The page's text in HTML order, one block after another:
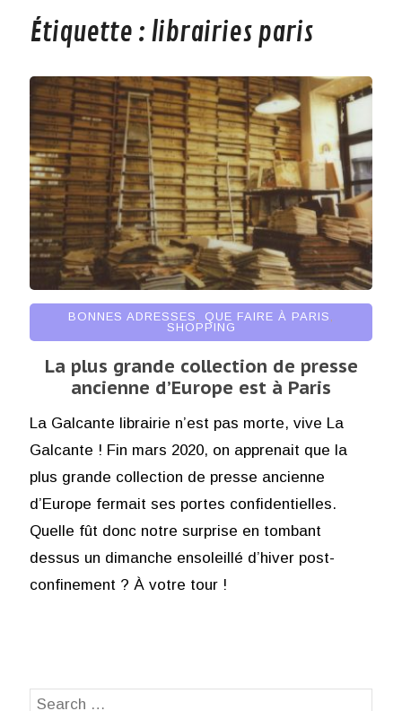
Étiquette : librairies paris
BONNES ADRESSES QUE FAIRE À PARIS
SHOPPING
La plus grande collection de presse
ancienne d’Europe est à Paris
La Galcante librairie n’est pas morte, vive La
Galcante ! Fin mars 2020, on apprenait que la
plus grande collection de presse ancienne
d’Europe fermait ses portes confidentielles.
Quelle fût donc notre surprise en tombant
dessus un dimanche ensoleillé d’hiver post-
confinement ? À votre tour !
Search